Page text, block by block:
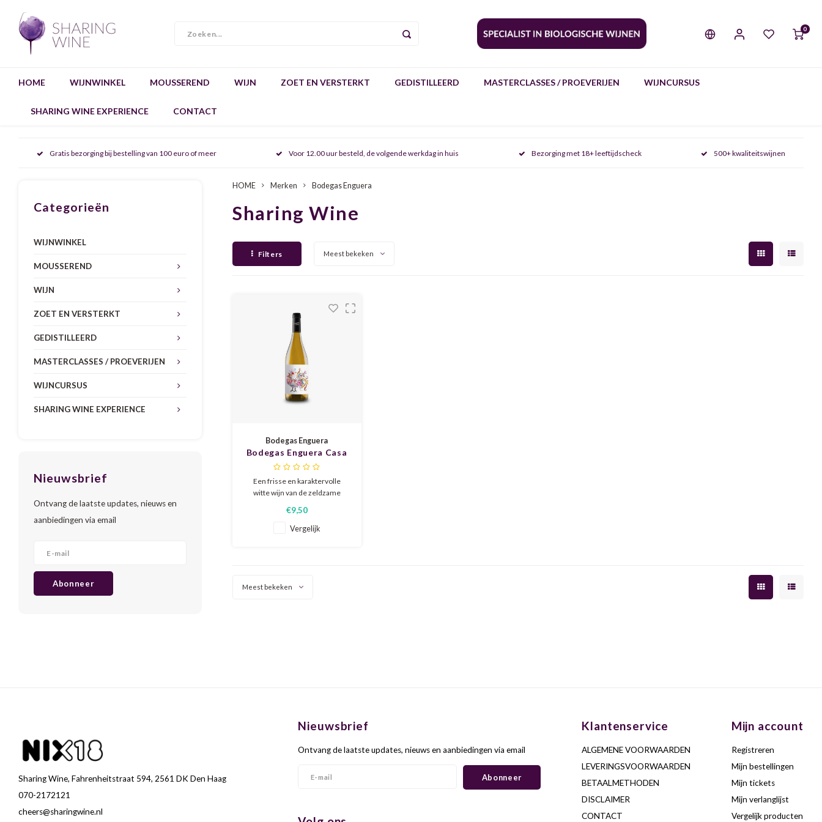
0
HOME WIJNWINKEL MOUSSEREND WIJN ZOET EN VERSTERKT GEDISTILLEERD MASTERCLASSES / PROEVERIJEN WIJNCURSUS
SHARING WINE EXPERIENCE CONTACT
Gratis bezorging bij bestelling van 100 euro of meer Voor 12.00 uur besteld, de volgende werkdag in huis Bezorging met 18+ leeftijdscheck 500+ kwaliteitswijnen
Categorieën
WIJNWINKEL
MOUSSEREND
WIJN
ZOET EN VERSTERKT
GEDISTILLEERD
MASTERCLASSES / PROEVERIJEN
WIJNCURSUS
SHARING WINE EXPERIENCE
Nieuwsbrief
Ontvang de laatste updates, nieuws en
aanbiedingen via email
Abonneer
HOME Merken Bodegas Enguera
Sharing Wine
Filters Meest bekeken
Bodegas Enguera
Bodegas Enguera Casa
Lluch Verdil 2025
Een frisse en karaktervolle
witte wijn van de zeldzame
groene appel en bloemen, met
een levendige zuurgraad en
€9,50
Vergelijk
Meest bekeken
Sharing Wine, Fahrenheitstraat 594, 2561 DK Den Haag
070-2172121
cheers@sharingwine.nl
Nieuwsbrief
Ontvang de laatste updates, nieuws en aanbiedingen via email
Abonneer
Klantenservice
ALGEMENE VOORWAARDEN
LEVERINGSVOORWAARDEN
BETAALMETHODEN
DISCLAIMER
CONTACT
Mijn account
Registreren
Mijn bestellingen
Mijn tickets
Mijn verlanglijst
Vergelijk producten